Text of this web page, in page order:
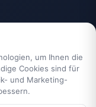
um Ihnen die
Cookies sind für
und Marketing-